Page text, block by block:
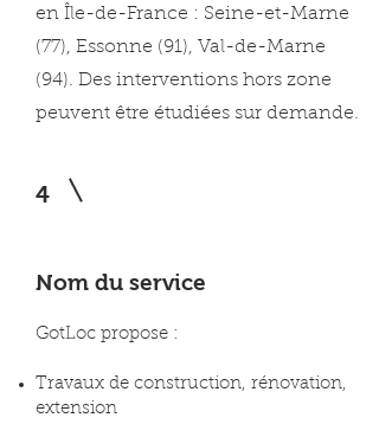
en Île-de-France : Seine-et-Marne
(77), Essonne (91), Val-de-Marne
(94). Des interventions hors zone
peuvent être étudiées sur demande.
4
Nom du service
GotLoc propose :
Travaux de construction, rénovation,
extension